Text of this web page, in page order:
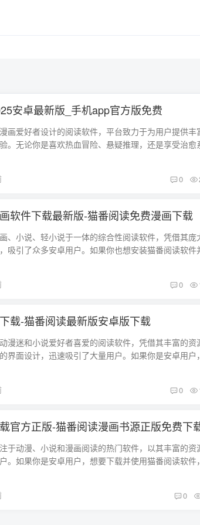
安卓最新版_手机app官方版免费
画爱好者设计的阅读软件，平台致力于为用户提供丰
。无论你是喜欢热血冒险、悬疑推理，还是享受治愈
一切需求。凭借其便捷的操作界面、超高质量的漫画
阅读已经成为了二次元迷们的必备工具。 猫番阅读的
平台拥有丰富的漫画资源，涵盖了国内外各种热门
就能阅读到最新的连载漫画。而且，猫番阅读不仅提
专辑内容，满足不同用户的阅读需求。 高清漫画画质
保证每一页的画面清晰、细腻，让用户在阅读时体验
不同画质的切换，用户可以根据网络状况和设备性能
字体大小等，用户可以根据自己的喜好自由调整阅读
境。特别是夜间模式功能，能够有效减少屏幕对眼睛
钟，猫番阅读的推荐系统都会为你推送更多你可能感
画。 离线下载功能 猫番阅读提供离线下载功能，用户
地，这样就算没有网络，也能随时随地阅读漫画。特
稳定的环境下，离线下载功能极为实用。 无广告干扰
的干扰，用户在阅读漫画时不会被弹窗广告打扰，能
告的干扰，使得阅读体验更加专注和愉快。 安卓下
应用并点击“安装”。通过Google Play下载的优点是能
果在Google Play商店无法找到猫番阅读应用，或者由
猫番阅读的官方网站，下载最新版本的APK文件。在
的最新版本及其安装包。 允许安装未知来源应用 如果
APK文件，需要在安卓设备的设置中启用“允许安装
0
软件下载最新版-猫番阅读免费漫画下载
、小说、轻小说于一体的综合性阅读软件，凭借其庞
吸引了众多安卓用户。如果你也想安装猫番阅读软件
一些独一无二的安卓下载方法与技巧，帮助你顺利安
正规应用商店下载 最常见且最安全的下载方式是通过
能在一些地区的Google Play商店无法直接下载，但
阅读的最新版本。你可以在APKPure搜索并下载APK
用宝 作为国内最大、最安全的安卓应用商店之一，应
载服务。通过应用宝，你可以找到并安装猫番阅读，
酷安网 酷安网是国内知名的安卓应用社区，提供大量
应用商店找到猫番阅读，手动下载APK文件是一个非
： 下载APK文件 在浏览器中搜索“猫番阅读 APK”，
操作允许你从第三方来源安装应用。 安装APK文件
开APK文件，点击安装按钮，按照提示完成安装过程
你已经在其他设备上下载了猫番阅读的APK文件，或
，可以通过云存储同步文件到安卓设备，进行安装。
在电脑或其他设备上下载猫番阅读APK文件。 上传至云
服务，如Google Drive、百度云等。 同步并安装 在
0
载-猫番阅读最新版安卓版下载
漫迷和小说爱好者喜爱的阅读软件，凭借其丰富的资
界面设计，迅速吸引了大量用户。如果你是安卓用户
将分享一些独一无二的安卓下载方法和技巧，帮助你
说资源。 一、通过正规应用商店下载 最直接且最安全
其是Google Play。然而，由于某些地区可能无法直接
个广受安卓用户信赖的APK下载平台，它提供多个版
同安卓系统的用户。通过APKPure下载的应用不仅可
版本的最新性和稳定性。 应用宝 应用宝是国内最受欢
各种类型的应用和游戏。在应用宝中，你可以搜索到
爱好者的第三方平台，提供丰富的安卓应用和APK下
番阅读的安装包，下载后直接进行安装。 二、手动
0
官方正版-猫番阅读漫画书源正版免费下
于动漫、小说和漫画阅读的热门软件，以其丰富的资
。如果你是安卓用户，想要下载并使用猫番阅读软件
载方法与技巧，帮助你轻松获取并畅享丰富的阅读内
最常见且安全的下载方式是通过应用商店。如果你所
在Google Play中搜索“猫番阅读”即可下载最新版本
0